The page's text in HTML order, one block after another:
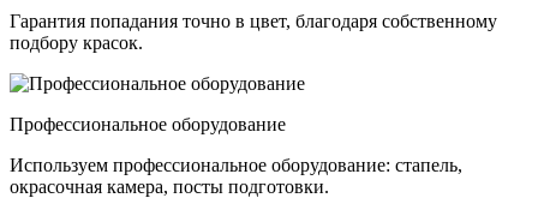
Гарантия попадания точно в цвет, благодаря собственному
подбору красок.
Профессиональное оборудование
Используем профессиональное оборудование: стапель,
окрасочная камера, посты подготовки.